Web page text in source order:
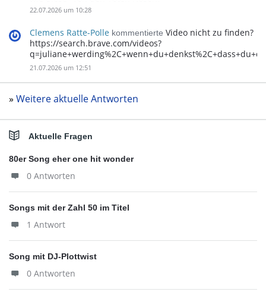
22.07.2026 um 10:28
Clemens Ratte-Polle kommentierte Video nicht zu finden?
https://search.brave.com/videos?
21.07.2026 um 12:51
» Weitere aktuelle Antworten
Aktuelle Fragen
80er Song eher one hit wonder
0 Antworten
Songs mit der Zahl 50 im Titel
1 Antwort
Song mit DJ-Plottwist
0 Antworten